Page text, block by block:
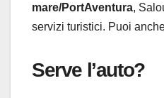
mare/PortAventura,
servizi turistici. Puoi
Serve l’auto?